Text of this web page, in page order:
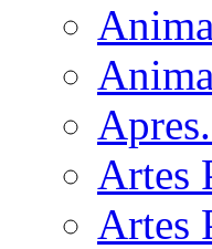
Artes
Artes